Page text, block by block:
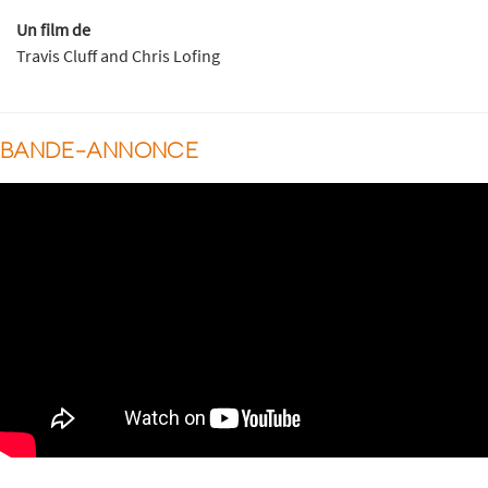
Un film de
Travis Cluff and Chris Lofing
BANDE-ANNONCE